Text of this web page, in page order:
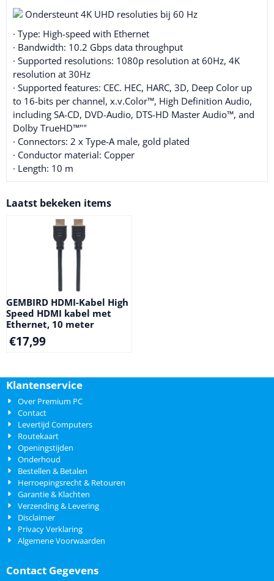
Ondersteunt 4K UHD resoluties bij 60 Hz
· Type: High-speed with Ethernet
· Bandwidth: 10.2 Gbps data throughput
· Supported resolutions: 1080p resolution at 60Hz, 4K
resolution at 30Hz
· Supported features: CEC. HEC, HARC, 3D, Deep Color up
to 16-bits per channel, x.v.Color™, High Definition Audio,
including SA-CD, DVD-Audio, DTS-HD Master Audio™, and
Dolby TrueHD™""
· Connectors: 2 x Type-A male, gold plated
· Conductor material: Copper
· Length: 10 m
Laatst bekeken items
GEMBIRD HDMI-Kabel High
Speed HDMI kabel met
Ethernet, 10 meter
€17,99
Klantenservice
Over Premium PC
Contact
Levertijd Computers
Routekaart
Openingstijden
Onderhoud
Bestellen & Betalen
Herroepingsrecht & Retouren
Garantie & Klachten
Verzending & Levering
Disclaimer
Privacy Verklaring
Algemene Voorwaarden
Contact Gegevens